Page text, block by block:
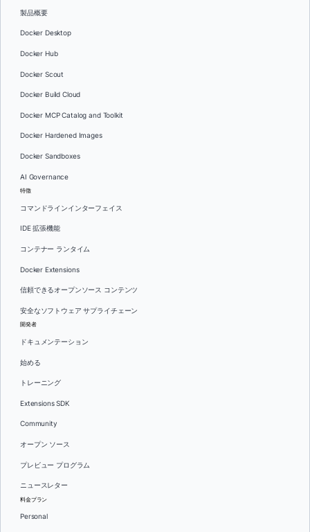
製品概要
Docker Desktop
Docker Hub
Docker Scout
Docker Build Cloud
Docker MCP Catalog and Toolkit
Docker Hardened Images
Docker Sandboxes
AI Governance
特徴
コマンドラインインターフェイス
IDE 拡張機能
コンテナー ランタイム
Docker Extensions
信頼できるオープンソース コンテンツ
安全なソフトウェア サプライチェーン
開発者
ドキュメンテーション
始める
トレーニング
Extensions SDK
Community
オープン ソース
プレビュー プログラム
ニュースレター
料金プラン
Personal